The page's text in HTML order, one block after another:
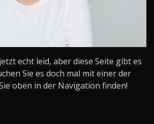
echt leid, aber diese Seite gibt es
Sie es doch mal mit einer der
oben in der Navigation finden!